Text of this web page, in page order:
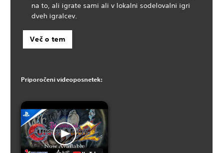
na to, ali igrate sami ali v lokalni sodelovalni igri
dveh igralcev.
Več o tem
Priporočeni videoposnetek: